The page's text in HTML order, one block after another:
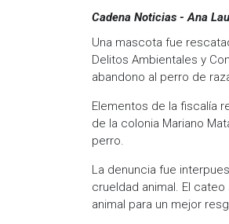
Cadena Noticias - Ana
Una mascota fue
Delitos Ambientales y
abandono al perro de
Elementos de la fiscalía
de la colonia Mariano
perro.
La denuncia fue
crueldad animal. El
animal para un mejor